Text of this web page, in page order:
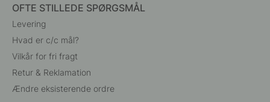
OFTE STILLEDE SPØRGSMÅL
Levering
Hvad er c/c mål?
Vilkår for fri fragt
Retur & Reklamation
Ændre eksisterende ordre